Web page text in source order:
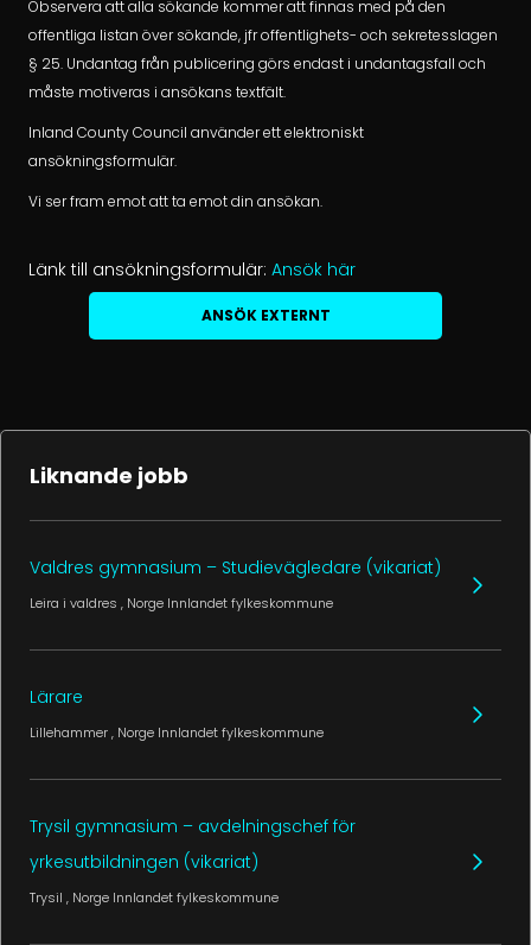
Observera att alla sökande kommer att finnas med på den
offentliga listan över sökande, jfr offentlighets- och sekretesslagen
§ 25. Undantag från publicering görs endast i undantagsfall och
måste motiveras i ansökans textfält.
Inland County Council använder ett elektroniskt
ansökningsformulär.
Vi ser fram emot att ta emot din ansökan.
Länk till ansökningsformulär: Ansök här
ANSÖK EXTERNT
Liknande jobb
Valdres gymnasium – Studievägledare (vikariat)
Leira i valdres , Norge Innlandet fylkeskommune
Lärare
Lillehammer, Norge Innlandet fylkeskommune
Trysil gymnasium – avdelningschef för
yrkesutbildningen (vikariat)
Trysil , Norge Innlandet fylkeskommune